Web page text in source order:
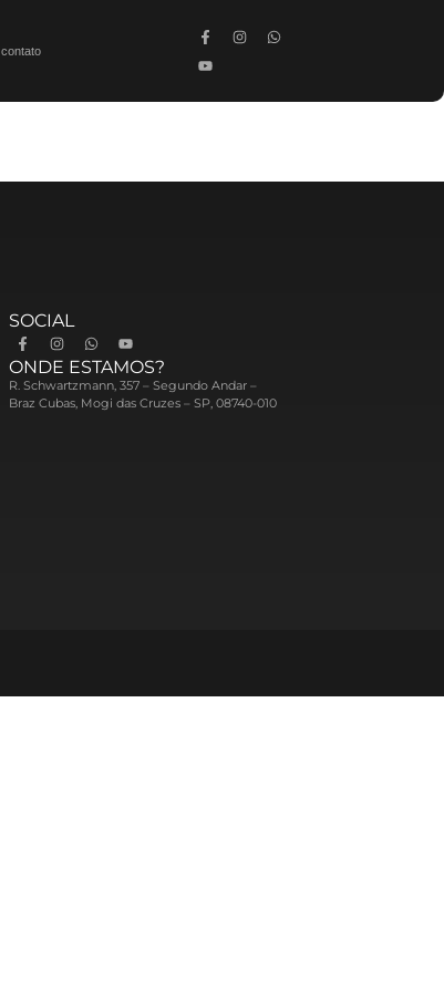
contato
SOCIAL
ONDE ESTAMOS?
R. Schwartzmann, 357 – Segundo Andar –
Braz Cubas, Mogi das Cruzes – SP, 08740-010